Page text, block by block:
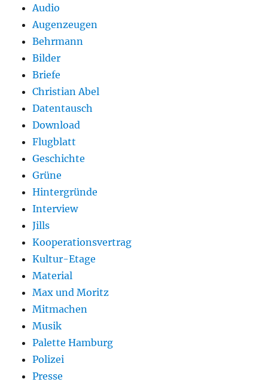
Audio
Augenzeugen
Behrmann
Bilder
Briefe
Christian Abel
Datentausch
Download
Flugblatt
Geschichte
Grüne
Hintergründe
Interview
Jills
Kooperationsvertrag
Kultur-Etage
Material
Max und Moritz
Mitmachen
Musik
Palette Hamburg
Polizei
Presse